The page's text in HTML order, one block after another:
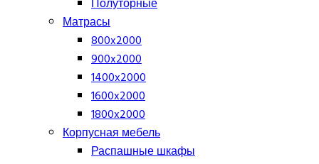
Матрасы
800x2000
900x2000
1400x2000
1600x2000
1800x2000
Корпусная мебель
Распашные шкафы